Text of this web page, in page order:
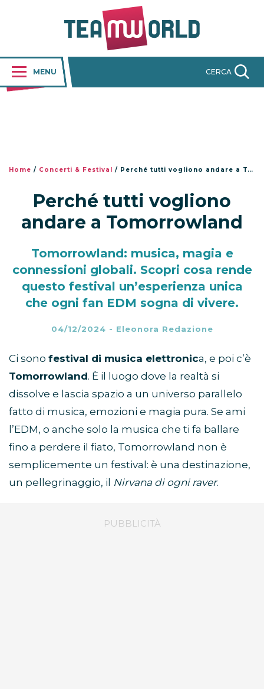
MENU CERCA
Home / Concerti & Festival / Perché tutti vogliono andare a Tomorrowland
Perché tutti vogliono
andare a Tomorrowland
Tomorrowland: musica, magia e
connessioni globali. Scopri cosa rende
questo festival un’esperienza unica
che ogni fan EDM sogna di vivere.
04/12/2024 - Eleonora Redazione
Ci sono festival di musica elettronica, e poi c’è
Tomorrowland. È il luogo dove la realtà si
dissolve e lascia spazio a un universo parallelo
fatto di musica, emozioni e magia pura. Se ami
l’EDM, o anche solo la musica che ti fa ballare
fino a perdere il fiato, Tomorrowland non è
semplicemente un festival: è una destinazione,
un pellegrinaggio, il Nirvana di ogni raver.